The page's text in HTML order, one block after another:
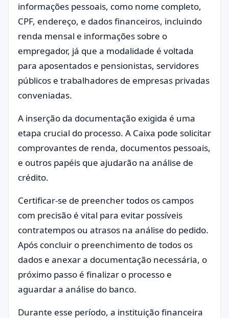
informações pessoais, como nome completo,
CPF, endereço, e dados financeiros, incluindo
renda mensal e informações sobre o
empregador, já que a modalidade é voltada
para aposentados e pensionistas, servidores
públicos e trabalhadores de empresas privadas
conveniadas.
A inserção da documentação exigida é uma
etapa crucial do processo. A Caixa pode solicitar
comprovantes de renda, documentos pessoais,
e outros papéis que ajudarão na análise de
crédito.
Certificar-se de preencher todos os campos
com precisão é vital para evitar possíveis
contratempos ou atrasos na análise do pedido.
Após concluir o preenchimento de todos os
dados e anexar a documentação necessária, o
próximo passo é finalizar o processo e
aguardar a análise do banco.
Durante esse período, a instituição financeira